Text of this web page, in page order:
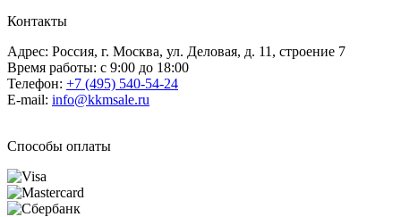
Контакты
Адрес: Россия, г. Москва, ул. Деловая, д. 11, строение 7
Время работы: с 9:00 до 18:00
Телефон: +7 (495) 540-54-24
E-mail: info@kkmsale.ru
Способы оплаты